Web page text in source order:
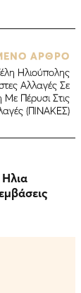
ΑΡΘΡΟ
Ηλιούπολης
Αλλαγές Σε
Με Πέρυσι Στις
(ΠΙΝΑΚΕΣ)